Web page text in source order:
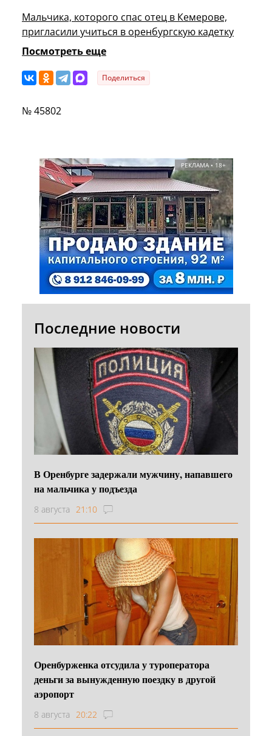
Мальчика, которого спас отец в Кемерове,
пригласили учиться в оренбургскую кадетку
Посмотреть еще
Поделиться
№ 45802
РЕКЛАМА • 18+
Последние новости
В Оренбурге задержали мужчину, напавшего
на мальчика у подъезда
8 августа 21:10
Оренбурженка отсудила у туроператора
деньги за вынужденную поездку в другой
аэропорт
8 августа 20:22